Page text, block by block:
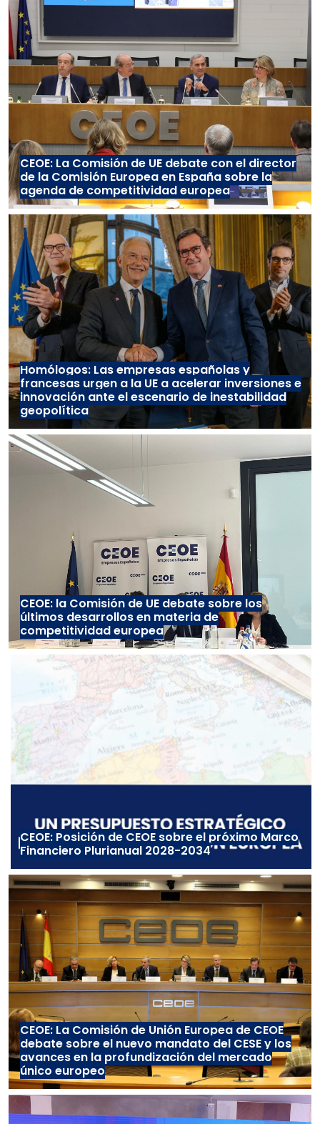
CEOE: La Comisión de UE debate con el director
de la Comisión Europea en España sobre la
agenda de competitividad europea
Homólogos: Las empresas españolas y
francesas urgen a la UE a acelerar inversiones e
innovación ante el escenario de inestabilidad
geopolítica
CEOE: la Comisión de UE debate sobre los
últimos desarrollos en materia de
competitividad europea
CEOE: Posición de CEOE sobre el próximo Marco
Financiero Plurianual 2028-2034
CEOE: La Comisión de Unión Europea de CEOE
debate sobre el nuevo mandato del CESE y los
avances en la profundización del mercado
único europeo